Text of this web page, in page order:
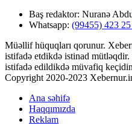
Baş redaktor: Nuranə
Whatsapp: (99455) 423
Müəllif hüquqları qorunur.
istifadə etdikdə istinad
istifadə edildikdə müvafiq
Copyright 2020-2023
Ana səhifə
Haqqımızda
Reklam